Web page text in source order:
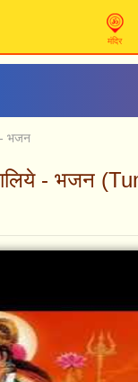
मंदिर
- भजन
- भजन